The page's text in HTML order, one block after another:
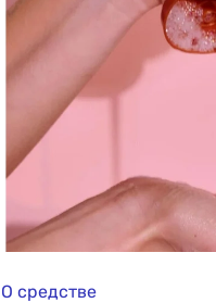
О средстве